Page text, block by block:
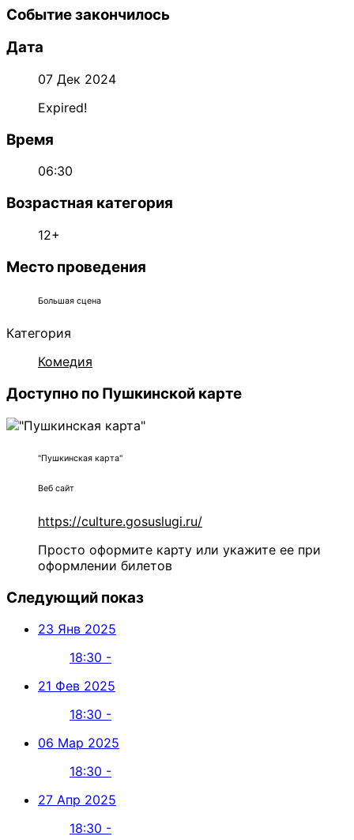
Событие закончилось
Дата
07 Дек 2024
Expired!
Время
06:30
Возрастная категория
12+
Место проведения
Большая сцена
Категория
Комедия
Доступно по Пушкинской карте
"Пушкинская карта"
Веб сайт
https://culture.gosuslugi.ru/
Просто оформите карту или укажите ее при
оформлении билетов
Следующий показ
23 Янв 2025
18:30 -
21 Фев 2025
18:30 -
06 Мар 2025
18:30 -
27 Апр 2025
18:30 -